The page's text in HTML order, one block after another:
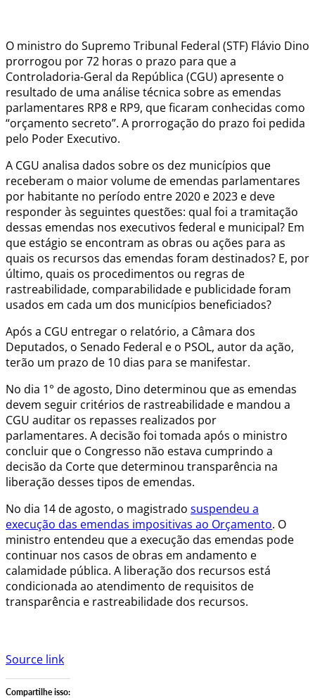
O ministro do Supremo Tribunal Federal (STF) Flávio Dino
prorrogou por 72 horas o prazo para que a
Controladoria-Geral da República (CGU) apresente o
resultado de uma análise técnica sobre as emendas
parlamentares RP8 e RP9, que ficaram conhecidas como
“orçamento secreto”. A prorrogação do prazo foi pedida
pelo Poder Executivo.
A CGU analisa dados sobre os dez municípios que
receberam o maior volume de emendas parlamentares
por habitante no período entre 2020 e 2023 e deve
responder às seguintes questões: qual foi a tramitação
dessas emendas nos executivos federal e municipal? Em
que estágio se encontram as obras ou ações para as
quais os recursos das emendas foram destinados? E, por
último, quais os procedimentos ou regras de
rastreabilidade, comparabilidade e publicidade foram
usados em cada um dos municípios beneficiados?
Após a CGU entregar o relatório, a Câmara dos
Deputados, o Senado Federal e o PSOL, autor da ação,
terão um prazo de 10 dias para se manifestar.
No dia 1° de agosto, Dino determinou que as emendas
devem seguir critérios de rastreabilidade e mandou a
CGU auditar os repasses realizados por
parlamentares. A decisão foi tomada após o ministro
concluir que o Congresso não estava cumprindo a
decisão da Corte que determinou transparência na
liberação desses tipos de emendas.
No dia 14 de agosto, o magistrado suspendeu a
execução das emendas impositivas ao Orçamento. O
ministro entendeu que a execução das emendas pode
continuar nos casos de obras em andamento e
calamidade pública. A liberação dos recursos está
condicionada ao atendimento de requisitos de
transparência e rastreabilidade dos recursos.
Source link
Compartilhe isso: